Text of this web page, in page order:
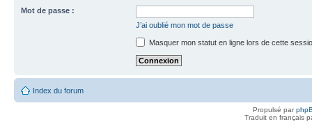
Mot de passe :
J’ai oublié mon mot de passe
Masquer mon statut en ligne lors de cette
Index du forum
Propulsé par
Traduit en français